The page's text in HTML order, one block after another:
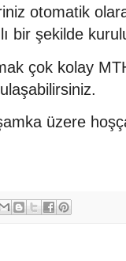
otomatik
bir şekilde
çok kolay
üzere